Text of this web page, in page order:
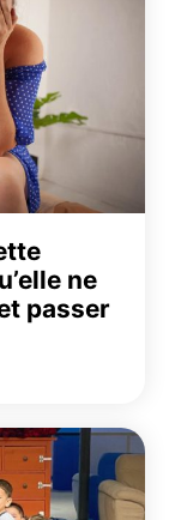
ne
passer